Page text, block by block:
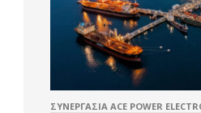
ΣΥΝΕΡΓΑΣΊΑ ACE POWER